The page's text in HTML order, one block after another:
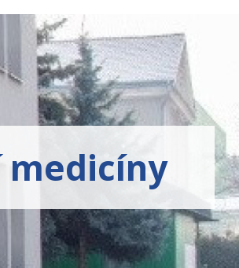
medicíny